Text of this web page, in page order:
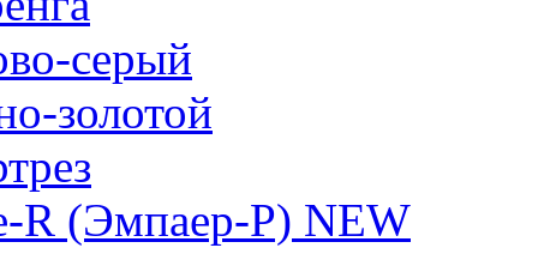
серый
золотой
R (Эмпаер-P) NEW